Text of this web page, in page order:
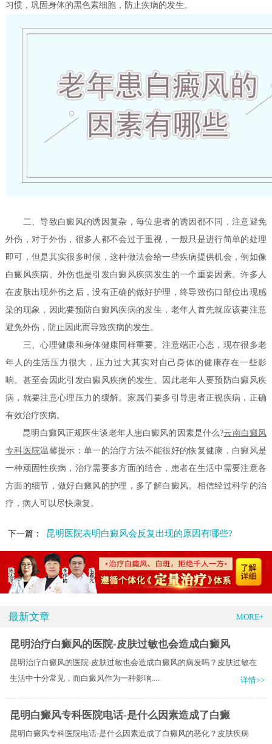
习惯，巩固身体的黑色素细胞，防止疾病的发生。
二、导致白癜风的诱因复杂，每位患者的诱因都不同，注意避免
外伤，对于外伤，很多人都不会过于重视，一般只是进行简单的处理
即可，但是其实很多时候，这种做法会给一些疾病提供机会，例如像
白癜风疾病。外伤也是引发白癜风疾病发生的一个重要因素。许多人
在皮肤出现外伤之后，没有正确的做好护理，终导致伤口部位出现感
染的现象，因此要预防白癜风疾病的发生，老年人首先就应该要注意
避免外伤，防止因此而导致疾病的发生。
三、心理健康和身体健康同样重要。注意端正心态，现在很多老
年人的生活压力很大，压力过大其实对自己身体的健康存在一些影
响。甚至会因此引发白癜风疾病的发生。因此老年人要预防白癜风疾
病，就要注意心理压力的缓解。家属们要多引导患者正视疾病，正确
有效治疗疾病。
昆明白癜风正规医生谈老年人患白癜风的因素是什么?云南白癜风
专科医院温馨提示：单一的治疗方法不能很好的恢复健康，白癜风是
一种顽固性疾病，治疗需要多方面的结合，患者在生活中需要注意各
方面的细节，做好白癜风的护理，多了解白癜风。相信经过科学的治
疗，病人可以尽快康复。
下一篇： 昆明医院表明白癜风会反复出现的原因有哪些?
最新文章 MORE+
昆明治疗白癜风的医院-皮肤过敏也会造成白癜风
昆明治疗白癜风的医院-皮肤过敏也会造成白癜风的病发吗？皮肤过敏在
生活中十分常见，而白癜风作为一种影响.....
详情>>
昆明白癜风专科医院电话-是什么因素造成了白癜
昆明白癜风专科医院电话-是什么因素造成了白癜风的恶化？皮肤疾病